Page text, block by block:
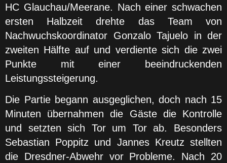
HC Glauchau/Meerane. Nach einer schwachen
ersten Halbzeit drehte das Team von
Nachwuchskoordinator Gonzalo Tajuelo in der
zweiten Hälfte auf und verdiente sich die zwei
Punkte mit einer beeindruckenden
Leistungssteigerung.
Die Partie begann ausgeglichen, doch nach 15
Minuten übernahmen die Gäste die Kontrolle
und setzten sich Tor um Tor ab. Besonders
Sebastian Poppitz und Jannes Kreutz stellten
die Dresdner-Abwehr vor Probleme. Nach 20